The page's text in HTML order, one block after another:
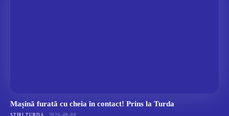
Mașină furată cu cheia în contact! Prins la Turda
ȘTIRI TURDA 2026-08-08